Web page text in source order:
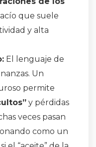
que suele
y alta
El lenguaje de
. Un
permite
y pérdidas
veces pasan
como un